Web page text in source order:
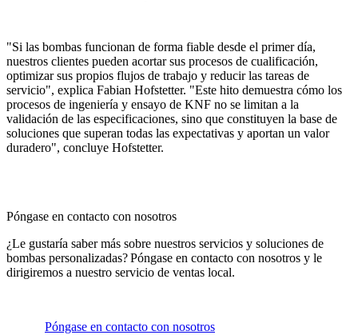
"Si las bombas funcionan de forma fiable desde el primer día,
nuestros clientes pueden acortar sus procesos de cualificación,
optimizar sus propios flujos de trabajo y reducir las tareas de
servicio", explica Fabian Hofstetter. "Este hito demuestra cómo los
procesos de ingeniería y ensayo de KNF no se limitan a la
validación de las especificaciones, sino que constituyen la base de
soluciones que superan todas las expectativas y aportan un valor
duradero", concluye Hofstetter.
Póngase en contacto con nosotros
¿Le gustaría saber más sobre nuestros servicios y soluciones de
bombas personalizadas? Póngase en contacto con nosotros y le
dirigiremos a nuestro servicio de ventas local.
Póngase en contacto con nosotros